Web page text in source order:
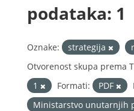
podataka: 1
Oznake: strategija
Otvorenost skupa prema
1
Formati: PDF
Ministarstvo unutarnjih